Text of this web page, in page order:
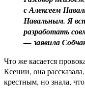
с Алексеем
Навальным. Я
разработать
— заявила
Что же касается
Ксении, она
крестным, но знала,